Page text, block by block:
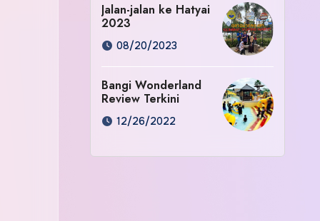
Jalan-jalan ke Hatyai
2023
08/20/2023
Bangi Wonderland
Review Terkini
12/26/2022